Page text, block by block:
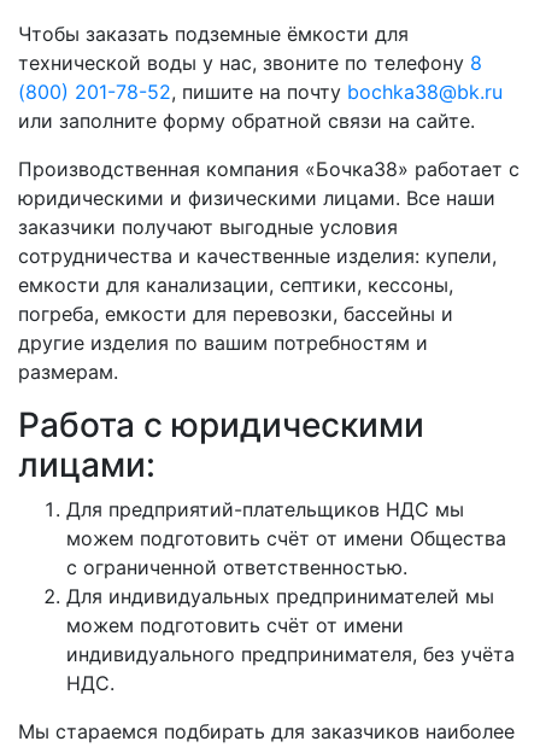
Чтобы заказать подземные ёмкости для
технической воды у нас, звоните по телефону 8
(800) 201-78-52, пишите на почту bochka38@bk.ru
или заполните форму обратной связи на сайте.
Производственная компания «Бочка38» работает с
юридическими и физическими лицами. Все наши
заказчики получают выгодные условия
сотрудничества и качественные изделия: купели,
емкости для канализации, септики, кессоны,
погреба, емкости для перевозки, бассейны и
другие изделия по вашим потребностям и
размерам.
Работа с юридическими
лицами:
Для предприятий-плательщиков НДС мы
можем подготовить счёт от имени Общества
с ограниченной ответственностью.
Для индивидуальных предпринимателей мы
можем подготовить счёт от имени
индивидуального предпринимателя, без учёта
НДС.
Мы стараемся подбирать для заказчиков наиболее